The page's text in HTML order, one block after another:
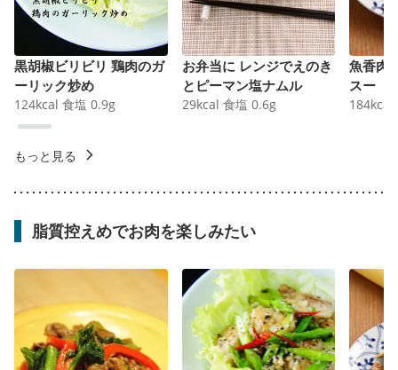
黒胡椒ビリビリ 鶏肉のガ
ーリック炒め
124kcal 食塩 0.9g
お弁当に レンジでえのき
とピーマン塩ナムル
29kcal 食塩 0.6g
魚香肉
スー
184kcal
もっと見る
脂質控えめでお肉を楽しみたい